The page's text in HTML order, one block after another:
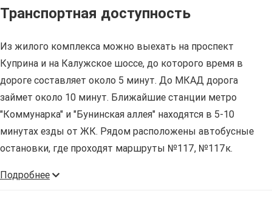
Транспортная доступность
Из жилого комплекса можно выехать на проспект
Куприна и на Калужское шоссе, до которого время в
дороге составляет около 5 минут. До МКАД дорога
займет около 10 минут. Ближайшие станции метро
"Коммунарка" и "Бунинская аллея" находятся в 5-10
минутах езды от ЖК. Рядом расположены автобусные
остановки, где проходят маршруты №117, №117к.
Подробнее